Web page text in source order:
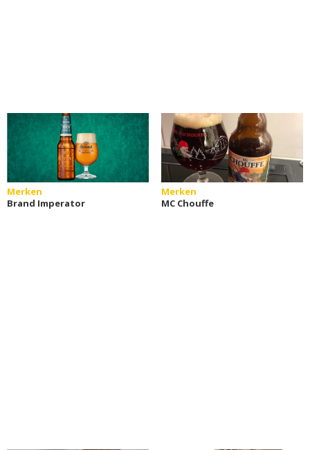
Merken
Brand Imperator
Merken
MC Chouffe